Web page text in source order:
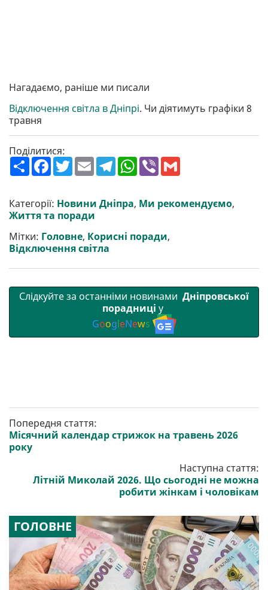
Нагадаємо, раніше ми писали
Відключення світла в Дніпрі. Чи діятимуть графіки 8
травня
Поділитися:
П
о
р
и
т
F
a
b
o
o
T
w
t
e
r
E
m
l
T
e
g
r
W
h
s
A
V
r l
Категорії: Новини Дніпра, Ми рекомендуємо,
Життя та поради
Мітки: Головне, Корисні поради,
Відключення світла
Слідкуйте за останніми новинами Дніпровської
порадниці у
GoogleNews
Попередня стаття:
Місячний календар стрижок на травень 2026
року
Наступна стаття:
Літній Миколай 2026. Що сьогодні не можна
робити жінкам і чоловікам
ГОЛОВНЕ